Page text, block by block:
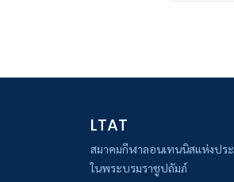
LTAT
สมาคมกีฬาลอนเทนนิสแห่งปร
ในพระบรมราชูปถัมภ์